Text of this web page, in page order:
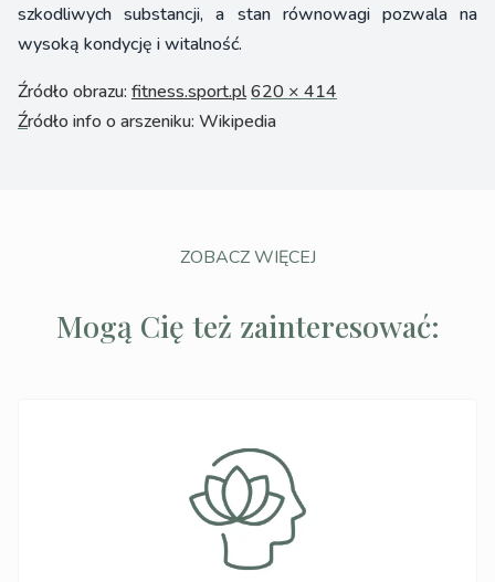
szkodliwych substancji, a stan równowagi pozwala na
wysoką kondycję i witalność.
Źródło obrazu: fitness.sport.pl620 × 414
Źródło info o arszeniku: Wikipedia
ZOBACZ WIĘCEJ
Mogą Cię też zainteresować: